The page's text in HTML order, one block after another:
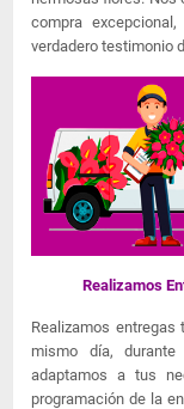
compra
verdadero testimonio
Realizamos
Realizamos entregas
mismo día,
adaptamos a tus
programación de la